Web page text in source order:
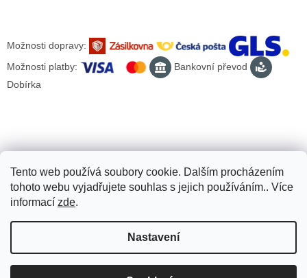
Tento web používá soubory cookie. Dalším procházením
tohoto webu vyjadřujete souhlas s jejich používáním.. Více
informací zde.
Nastavení
Možnosti dopravy:
Možnosti platby:
Bankovní převod
Dobírka
Vytvořil Shoptet